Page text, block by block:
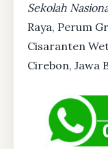
Sekolah
Raya, Perum
Cisaranten
Cirebon, Jawa